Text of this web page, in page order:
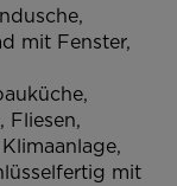
mit Fenster
Fliesen
Klimaanlage
mit